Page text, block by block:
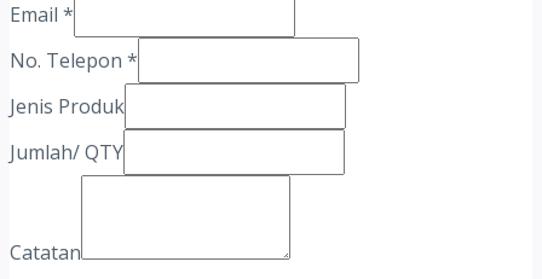
Email *
No. Telepon *
Jumlah/
Telepon
Jenis Produk
Jumlah/ QTY
Catatan